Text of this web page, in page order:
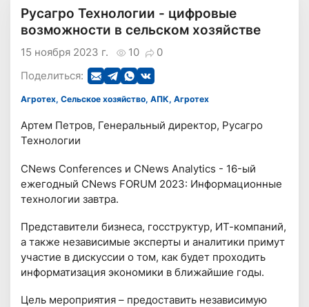
Русагро Технологии - цифровые
возможности в сельском хозяйстве
10 0
15 ноября 2023 г.
Поделиться:
Агротех, Сельское хозяйство, АПК, Агротех
Артем Петров, Генеральный директор, Русагро
Технологии
CNews Conferences и CNews Analytics - 16-ый
ежегодный CNews FORUM 2023: Информационные
технологии завтра.
Предcтавители бизнеса, госструктур, ИТ-компаний,
а также независимые эксперты и аналитики примут
участие в дискуссии о том, как будет проходить
информатизация экономики в ближайшие годы.
Цель мероприятия – предоставить независимую